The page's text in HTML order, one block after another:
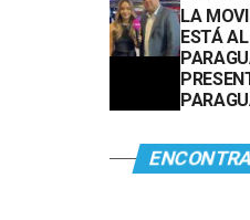
LA
ESTÁ